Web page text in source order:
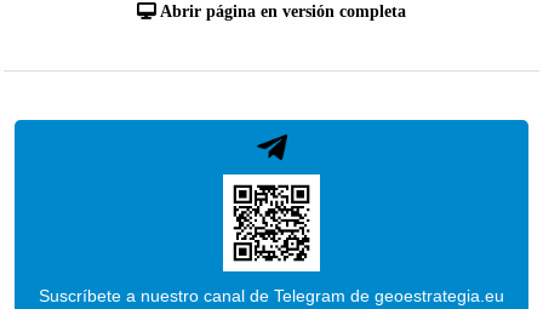
Abrir página en versión completa
Suscríbete a nuestro canal de Telegram de geoestrategia.eu